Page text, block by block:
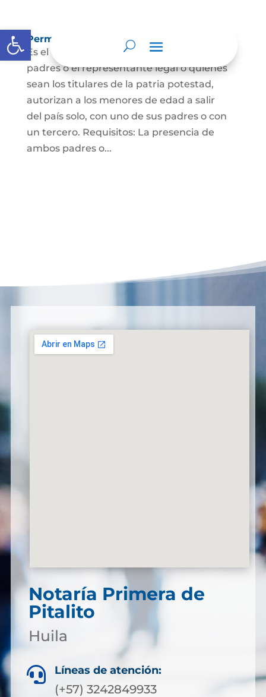
Abrir barra de herramientas
Permisos de salida de país temporal
Es el documento mediante el cual los
padres o el representante legal o quienes
sean los titulares de la patria potestad,
autorizan a los menores de edad a salir
del país solo, con uno de sus padres o con
un tercero. Requisitos: La presencia de
ambos padres o...
Notaría Primera de
Pitalito
Huila
 Líneas de atención:
(+57) 3242849933